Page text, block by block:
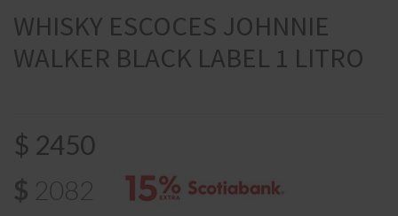
WHISKY ESCOCES JOHNNIE
WALKER BLACK LABEL 1 LITRO
$ 2450
$ 2082